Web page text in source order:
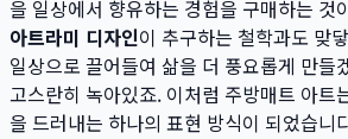
을 일상에서 향유하는 경험을 구매하는 것
아트라미 디자인이 추구하는 철학과도 맞
일상으로 끌어들여 삶을 더 풍요롭게 만들
고스란히 녹아있죠. 이처럼 주방매트 아트
을 드러내는 하나의 표현 방식이 되었습니